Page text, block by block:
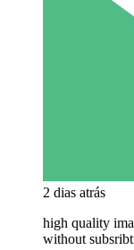
2 dias atrás
high quality
without